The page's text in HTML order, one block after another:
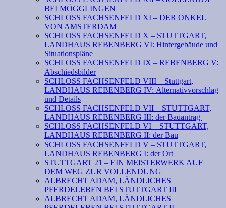
BEI MÖGGLINGEN
SCHLOSS FACHSENFELD XI – DER ONKEL
VON AMSTERDAM
SCHLOSS FACHSENFELD X – STUTTGART,
LANDHAUS REBENBERG VI: Hintergebäude und
Situationspläne
SCHLOSS FACHSENFELD IX – REBENBERG V:
Abschiedsbilder
SCHLOSS FACHSENFELD VIII – Stuttgart,
LANDHAUS REBENBERG IV: Alternativvorschlag
und Details
SCHLOSS FACHSENFELD VII – STUTTGART,
LANDHAUS REBENBERG III: der Bauantrag
SCHLOSS FACHSENFELD VI – STUTTGART,
LANDHAUS REBENBERG II: der Bau
SCHLOSS FACHSENFELD V – STUTTGART,
LANDHAUS REBENBERG I: der Ort
STUTTGART 21 – EIN MEISTERWERK AUF
DEM WEG ZUR VOLLENDUNG
ALBRECHT ADAM, LÄNDLICHES
PFERDELEBEN BEI STUTTGART III
ALBRECHT ADAM, LÄNDLICHES